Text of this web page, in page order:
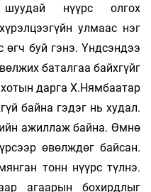
нүүрс олгох
улмаас нэг
өгч буй гэнэ. Үндсэндээ
баталгаа байхгүйг
дарга Х.Нямбаатар
байна гэдэг нь худал.
ажиллаж байна. Өмнө
өвөлждөг байсан.
тонн нүүрс түлнэ.
агаарын бохирдлыг